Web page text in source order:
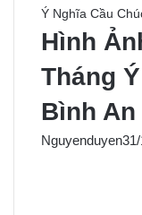
Ý Nghĩa Cầu
Hình
Tháng
Bình An
Nguyenduyen